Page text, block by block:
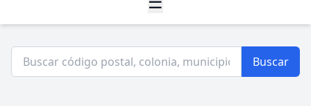
Buscar